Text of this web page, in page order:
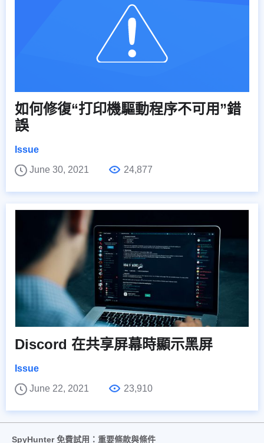
如何修復“打印機驅動程序不可用”錯
誤
Issue
June 30, 2021
24,877
Discord 在共享屏幕時顯示黑屏
Issue
June 22, 2021
23,910
SpyHunter 免費試用：重要條款與條件